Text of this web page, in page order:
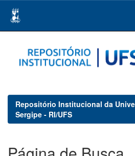
navigation
Repositório Institucional da
Sergipe - RI/UFS